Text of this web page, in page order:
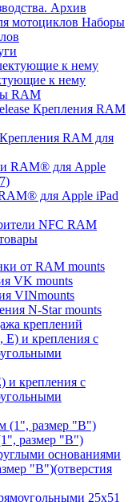
Архив
Наборы
к нему
RAM
Крепления RAM
Крепления RAM для
для Apple iPad
NFC RAM
от RAM mounts
VK mounts
VINmounts
N-Star mounts
креплений
крепления с
размер "B")
основаниями
"B")(отверстия
25х51